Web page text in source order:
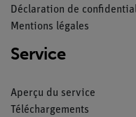
Déclaration de
Mentions légales
Service
Aperçu du service
Téléchargements